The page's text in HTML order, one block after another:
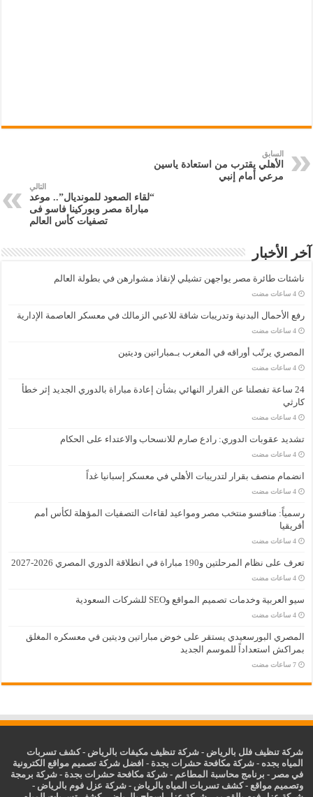
السابق
الأهلي يقترب من استعادة ياسين
مرعي أمام إنبي
التالي
“لقاء الصعود للمونديال”.. موعد
مباراة مصر وبوركينا فاسو فى
تصفيات كأس العالم
آخر الأخبار
ناشئات طائرة مصر يواجهن تشيلي لإنقاذ مشوارهن في بطولة العالم
‏4 ساعات مضت
رفع الأحمال البدنية وتدريبات شاقة للاعبي الزمالك في معسكر العاصمة الإدارية
‏4 ساعات مضت
المصري يرتّب أوراقه في المغرب بـمباراتين وديتين
‏4 ساعات مضت
24 ساعة تفصلنا عن القرار النهائي بشأن إعادة مباراة بالدوري الجديد إثر خطأ
كارثي
‏4 ساعات مضت
تشديد عقوبات الدوري: رادع صارم للانسحاب والاعتداء على الحكام
‏4 ساعات مضت
انضمام منصف بقرار لتدريبات الأهلي في معسكر إسبانيا غداً
‏4 ساعات مضت
رسمياً: منافسو منتخب مصر ومواعيد لقاءات التصفيات المؤهلة لكأس أمم
أفريقيا
‏4 ساعات مضت
تعرف على نظام المرحلتين و190 مباراة في انطلاقة الدوري المصري 2026-2027
‏4 ساعات مضت
سيو العربية وخدمات تصميم المواقع وSEO للشركات السعودية
‏4 ساعات مضت
المصري البورسعيدي يستقر على خوض مباراتين وديتين في معسكره المغلق
بمراكش استعداداً للموسم الجديد
‏7 ساعات مضت
شركة تنظيف فلل بالرياض -شركة تنظيف مكيفات بالرياض -كشف تسربات
المياه بجده -شركة مكافحة حشرات بجدة - افضل شركة تصميم مواقع الكترونية
في مصر - برنامج محاسبة المطاعم -شركة مكافحة حشرات بجدة -شركة برمجة
وتصميم مواقع -كشف تسربات المياه بالرياض -شركة عزل فوم بالرياض -